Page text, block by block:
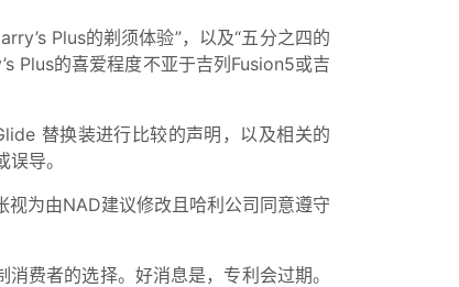
Plus的剃须体验”，以及“五分之四的
Plus的喜爱程度不亚于吉列Fusion5或吉
替换装进行比较的声明，以及相关的
导。
为由NAD建议修改且哈利公司同意遵守
费者的选择。好消息是，专利会过期。